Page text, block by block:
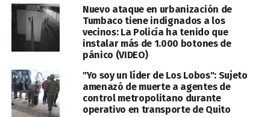
Nuevo ataque en urbanización de
Tumbaco tiene indignados a los
vecinos: La Policía ha tenido que
instalar más de 1.000 botones de
pánico (VIDEO)
"Yo soy un líder de Los Lobos": Sujeto
amenazó de muerte a agentes de
control metropolitano durante
operativo en transporte de Quito